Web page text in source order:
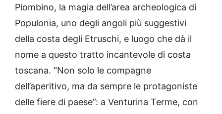
Piombino, la magia dell’area archeologica di
Populonia, uno degli angoli più suggestivi
della costa degli Etruschi, e luogo che dà il
nome a questo tratto incantevole di costa
toscana. “Non solo le compagne
dell’aperitivo, ma da sempre le protagoniste
delle fiere di paese”: a Venturina Terme, con